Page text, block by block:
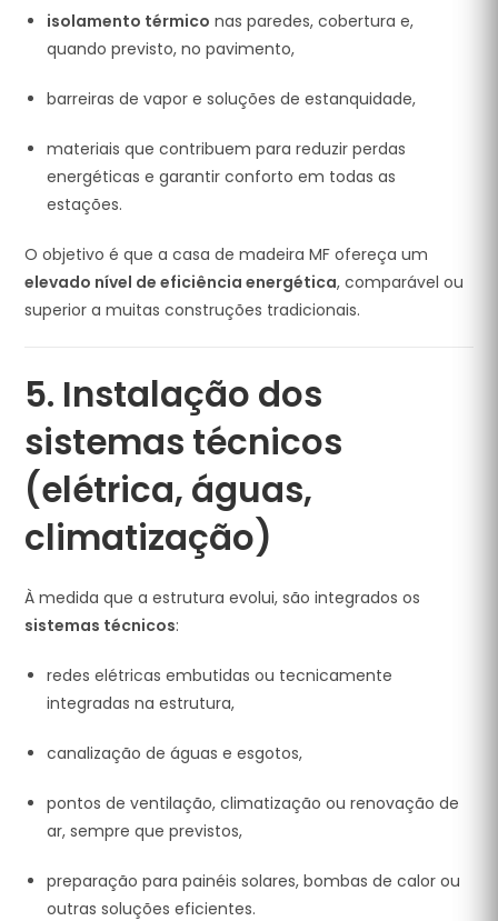
isolamento térmico nas paredes, cobertura e,
quando previsto, no pavimento,
barreiras de vapor e soluções de estanquidade,
materiais que contribuem para reduzir perdas
energéticas e garantir conforto em todas as
estações.
O objetivo é que a casa de madeira MF ofereça um
elevado nível de eficiência energética, comparável ou
superior a muitas construções tradicionais.
5. Instalação dos
sistemas técnicos
(elétrica, águas,
climatização)
À medida que a estrutura evolui, são integrados os
sistemas técnicos:
redes elétricas embutidas ou tecnicamente
integradas na estrutura,
canalização de águas e esgotos,
pontos de ventilação, climatização ou renovação de
ar, sempre que previstos,
preparação para painéis solares, bombas de calor ou
outras soluções eficientes.